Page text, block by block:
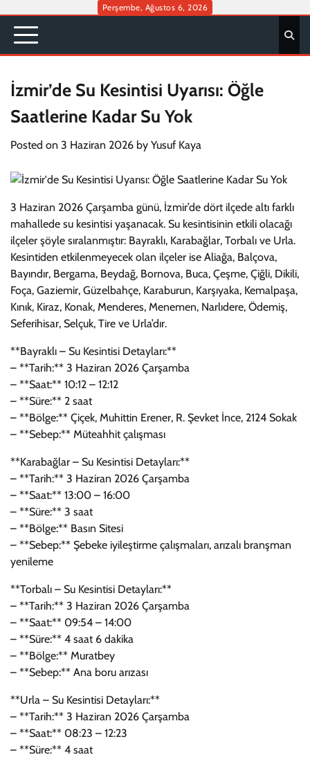
content
Perşembe, Ağustos 6, 2026
İzmir’de Su Kesintisi Uyarısı: Öğle
Saatlerine Kadar Su Yok
Posted on 3 Haziran 2026 by Yusuf Kaya
3 Haziran 2026 Çarşamba günü, İzmir’de dört ilçede altı farklı
mahallede su kesintisi yaşanacak. Su kesintisinin etkili olacağı
ilçeler şöyle sıralanmıştır: Bayraklı, Karabağlar, Torbalı ve Urla.
Kesintiden etkilenmeyecek olan ilçeler ise Aliağa, Balçova,
Bayındır, Bergama, Beydağ, Bornova, Buca, Çeşme, Çiğli, Dikili,
Foça, Gaziemir, Güzelbahçe, Karaburun, Karşıyaka, Kemalpaşa,
Kınık, Kiraz, Konak, Menderes, Menemen, Narlıdere, Ödemiş,
Seferihisar, Selçuk, Tire ve Urla’dır.
**Bayraklı – Su Kesintisi Detayları:**
– **Tarih:** 3 Haziran 2026 Çarşamba
– **Saat:** 10:12 – 12:12
– **Süre:** 2 saat
– **Bölge:** Çiçek, Muhittin Erener, R. Şevket İnce, 2124 Sokak
– **Sebep:** Müteahhit çalışması
**Karabağlar – Su Kesintisi Detayları:**
– **Tarih:** 3 Haziran 2026 Çarşamba
– **Saat:** 13:00 – 16:00
– **Süre:** 3 saat
– **Bölge:** Basın Sitesi
– **Sebep:** Şebeke iyileştirme çalışmaları, arızalı branşman
yenileme
**Torbalı – Su Kesintisi Detayları:**
– **Tarih:** 3 Haziran 2026 Çarşamba
– **Saat:** 09:54 – 14:00
– **Süre:** 4 saat 6 dakika
– **Bölge:** Muratbey
– **Sebep:** Ana boru arızası
**Urla – Su Kesintisi Detayları:**
– **Tarih:** 3 Haziran 2026 Çarşamba
– **Saat:** 08:23 – 12:23
– **Süre:** 4 saat